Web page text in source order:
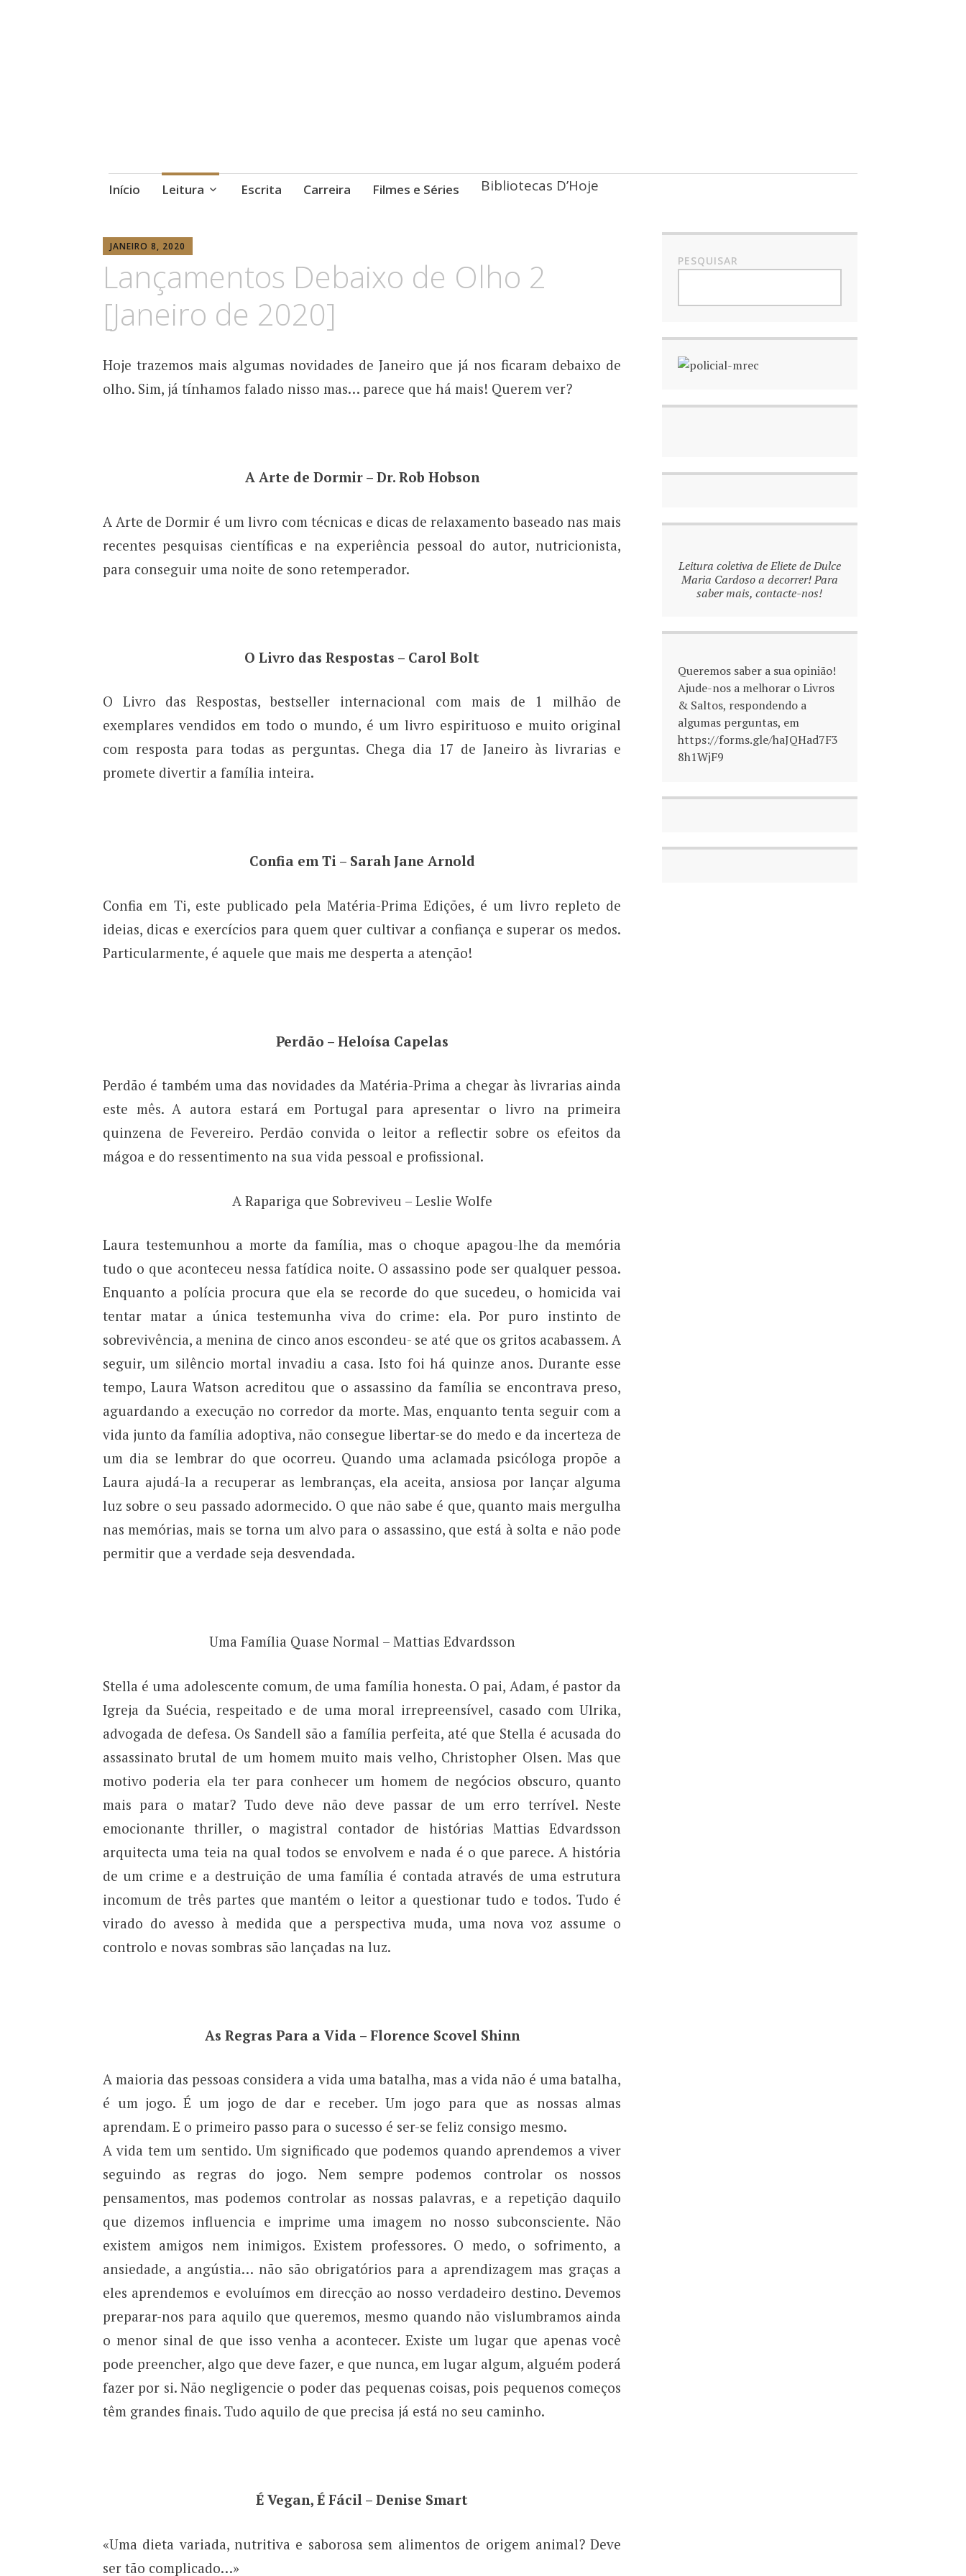
Início Leitura Escrita Carreira Filmes e Séries Bibliotecas D’Hoje
JANEIRO 8, 2020
Lançamentos Debaixo de Olho 2
[Janeiro de 2020]
Hoje trazemos mais algumas novidades de Janeiro que já nos ficaram debaixo de
olho. Sim, já tínhamos falado nisso mas… parece que há mais! Querem ver?
A Arte de Dormir – Dr. Rob Hobson
A Arte de Dormir é um livro com técnicas e dicas de relaxamento baseado nas mais
recentes pesquisas científicas e na experiência pessoal do autor, nutricionista,
para conseguir uma noite de sono retemperador.
O Livro das Respostas – Carol Bolt
O Livro das Respostas, bestseller internacional com mais de 1 milhão de
exemplares vendidos em todo o mundo, é um livro espirituoso e muito original
com resposta para todas as perguntas. Chega dia 17 de Janeiro às livrarias e
promete divertir a família inteira.
Confia em Ti – Sarah Jane Arnold
Confia em Ti, este publicado pela Matéria-Prima Edições, é um livro repleto de
ideias, dicas e exercícios para quem quer cultivar a confiança e superar os medos.
Particularmente, é aquele que mais me desperta a atenção!
Perdão – Heloísa Capelas
Perdão é também uma das novidades da Matéria-Prima a chegar às livrarias ainda
este mês. A autora estará em Portugal para apresentar o livro na primeira
quinzena de Fevereiro. Perdão convida o leitor a reflectir sobre os efeitos da
mágoa e do ressentimento na sua vida pessoal e profissional.
A Rapariga que Sobreviveu – Leslie Wolfe
Laura testemunhou a morte da família, mas o choque apagou-lhe da memória
tudo o que aconteceu nessa fatídica noite. O assassino pode ser qualquer pessoa.
Enquanto a polícia procura que ela se recorde do que sucedeu, o homicida vai
tentar matar a única testemunha viva do crime: ela. Por puro instinto de
sobrevivência, a menina de cinco anos escondeu- se até que os gritos acabassem. A
seguir, um silêncio mortal invadiu a casa. Isto foi há quinze anos. Durante esse
tempo, Laura Watson acreditou que o assassino da família se encontrava preso,
aguardando a execução no corredor da morte. Mas, enquanto tenta seguir com a
vida junto da família adoptiva, não consegue libertar-se do medo e da incerteza de
um dia se lembrar do que ocorreu. Quando uma aclamada psicóloga propõe a
Laura ajudá-la a recuperar as lembranças, ela aceita, ansiosa por lançar alguma
luz sobre o seu passado adormecido. O que não sabe é que, quanto mais mergulha
nas memórias, mais se torna um alvo para o assassino, que está à solta e não pode
permitir que a verdade seja desvendada.
Uma Família Quase Normal – Mattias Edvardsson
Stella é uma adolescente comum, de uma família honesta. O pai, Adam, é pastor da
Igreja da Suécia, respeitado e de uma moral irrepreensível, casado com Ulrika,
advogada de defesa. Os Sandell são a família perfeita, até que Stella é acusada do
assassinato brutal de um homem muito mais velho, Christopher Olsen. Mas que
motivo poderia ela ter para conhecer um homem de negócios obscuro, quanto
mais para o matar? Tudo deve não deve passar de um erro terrível. Neste
emocionante thriller, o magistral contador de histórias Mattias Edvardsson
arquitecta uma teia na qual todos se envolvem e nada é o que parece. A história
de um crime e a destruição de uma família é contada através de uma estrutura
incomum de três partes que mantém o leitor a questionar tudo e todos. Tudo é
virado do avesso à medida que a perspectiva muda, uma nova voz assume o
controlo e novas sombras são lançadas na luz.
As Regras Para a Vida – Florence Scovel Shinn
A maioria das pessoas considera a vida uma batalha, mas a vida não é uma batalha,
é um jogo. É um jogo de dar e receber. Um jogo para que as nossas almas
aprendam. E o primeiro passo para o sucesso é ser-se feliz consigo mesmo.
A vida tem um sentido. Um significado que podemos quando aprendemos a viver
seguindo as regras do jogo. Nem sempre podemos controlar os nossos
pensamentos, mas podemos controlar as nossas palavras, e a repetição daquilo
que dizemos influencia e imprime uma imagem no nosso subconsciente. Não
existem amigos nem inimigos. Existem professores. O medo, o sofrimento, a
ansiedade, a angústia… não são obrigatórios para a aprendizagem mas graças a
eles aprendemos e evoluímos em direcção ao nosso verdadeiro destino. Devemos
preparar-nos para aquilo que queremos, mesmo quando não vislumbramos ainda
o menor sinal de que isso venha a acontecer. Existe um lugar que apenas você
pode preencher, algo que deve fazer, e que nunca, em lugar algum, alguém poderá
fazer por si. Não negligencie o poder das pequenas coisas, pois pequenos começos
têm grandes finais. Tudo aquilo de que precisa já está no seu caminho.
É Vegan, É Fácil – Denise Smart
«Uma dieta variada, nutritiva e saborosa sem alimentos de origem animal? Deve
ser tão complicado…»
PESQUISAR
Leitura coletiva de Eliete de Dulce
Maria Cardoso a decorrer! Para
saber mais, contacte-nos!
Queremos saber a sua opinião!
Ajude-nos a melhorar o Livros
& Saltos, respondendo a
algumas perguntas, em
https://forms.gle/haJQHad7F3
8h1WjF9